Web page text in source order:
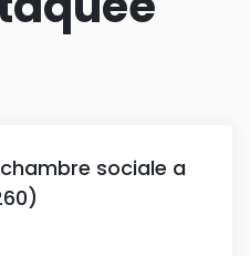
sociale a